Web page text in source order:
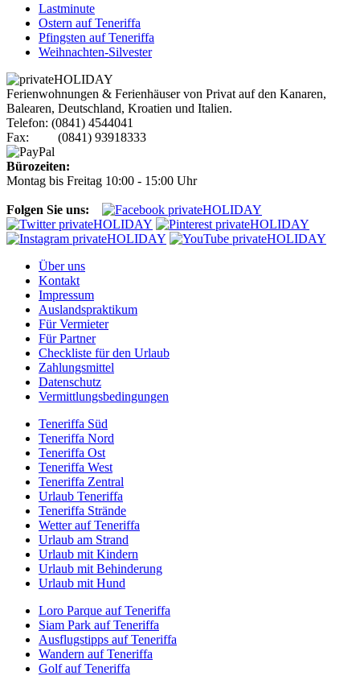
Lastminute
Ostern auf Teneriffa
Pfingsten auf Teneriffa
Weihnachten-Silvester
Ferienwohnungen & Ferienhäuser von Privat auf den Kanaren,
Balearen, Deutschland, Kroatien und Italien.
Telefon: (0841) 4544041
Fax: (0841) 93918333
Bürozeiten:
Montag bis Freitag 10:00 - 15:00 Uhr
Folgen Sie uns:
Über uns
Kontakt
Impressum
Auslandspraktikum
Für Vermieter
Für Partner
Checkliste für den Urlaub
Zahlungsmittel
Datenschutz
Vermittlungsbedingungen
Teneriffa Süd
Teneriffa Nord
Teneriffa Ost
Teneriffa West
Teneriffa Zentral
Urlaub Teneriffa
Teneriffa Strände
Wetter auf Teneriffa
Urlaub am Strand
Urlaub mit Kindern
Urlaub mit Behinderung
Urlaub mit Hund
Loro Parque auf Teneriffa
Siam Park auf Teneriffa
Ausflugstipps auf Teneriffa
Wandern auf Teneriffa
Golf auf Teneriffa